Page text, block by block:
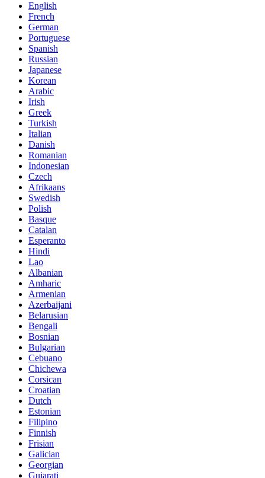
English
French
German
Portuguese
Spanish
Russian
Japanese
Korean
Arabic
Irish
Greek
Turkish
Italian
Danish
Romanian
Indonesian
Czech
Afrikaans
Swedish
Polish
Basque
Catalan
Esperanto
Hindi
Lao
Albanian
Amharic
Armenian
Azerbaijani
Belarusian
Bengali
Bosnian
Bulgarian
Cebuano
Chichewa
Corsican
Croatian
Dutch
Estonian
Filipino
Finnish
Frisian
Galician
Georgian
Gujarati